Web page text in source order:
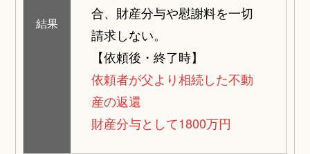
結果
合、財産分与や慰謝料を一切
請求しない。
【依頼後・終了時】
依頼者が父より相続した不動
産の返還
財産分与として1800万円